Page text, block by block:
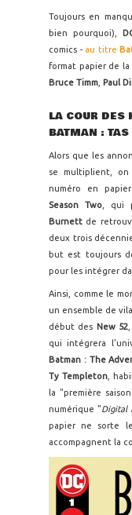
Toujours en
bien pourquoi),
comics - au titre
format papier de la
Bruce Timm Paul
LA COUR DES
BATMAN : TAS
Alors que les
se multiplient,
numéro en
Season Two, qui
Burnett de
deux trois
but est toujours
pour les intégrer
Ainsi, comme le
un ensemble de
début des New 52
qui intégrera
Batman : The
Ty Templeton ,
la "première
numérique "Digital
papier ne sorte
accompagnent la